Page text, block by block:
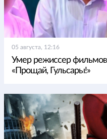
05 августа, 12:16
Умер режиссер фильмов
«Прощай, Гульсары!»